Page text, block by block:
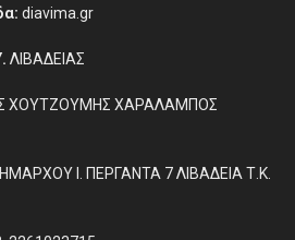
diavima.gr
ΛΙΒΑΔΕΙΑΣ
ΧΟΥΤΖΟΥΜΗΣ ΧΑΡΑΛΑΜΠΟΣ
Ι. ΠΕΡΓΑΝΤΑ 7 ΛΙΒΑΔΕΙΑ Τ.Κ.